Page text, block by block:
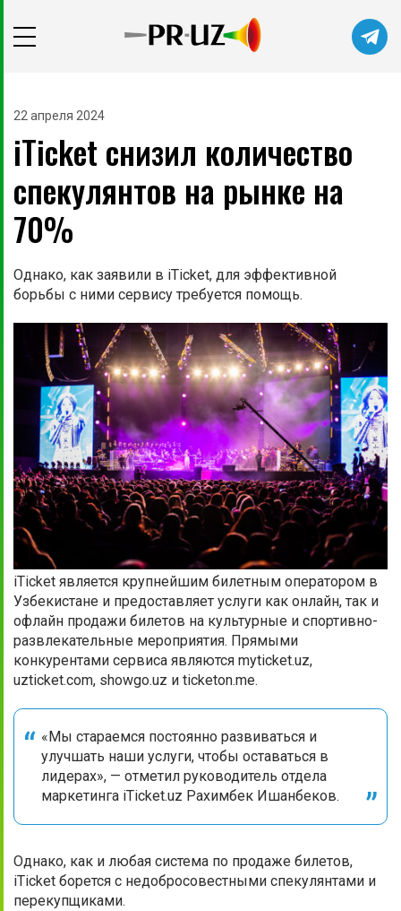
22 апреля 2024
iTicket снизил количество
спекулянтов на рынке на
70%
Однако, как заявили в iTicket, для эффективной
борьбы с ними сервису требуется помощь.
iTicket является крупнейшим билетным оператором в
Узбекистане и предоставляет услуги как онлайн, так и
офлайн продажи билетов на культурные и спортивно-
развлекательные мероприятия. Прямыми
конкурентами сервиса являются myticket.uz,
uzticket.com, showgo.uz и ticketon.me.
«Мы стараемся постоянно развиваться и
улучшать наши услуги, чтобы оставаться в
лидерах», — отметил руководитель отдела
маркетинга iTicket.uz Рахимбек Ишанбеков.
Однако, как и любая система по продаже билетов,
iTicket борется с недобросовестными спекулянтами и
перекупщиками.